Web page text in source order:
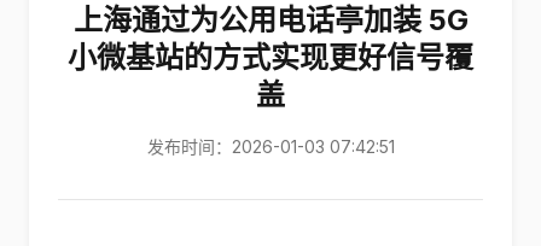
上海通过为公用电话亭加装 5G
小微基站的方式实现更好信号覆
盖
发布时间：2026-01-03 07:42:51